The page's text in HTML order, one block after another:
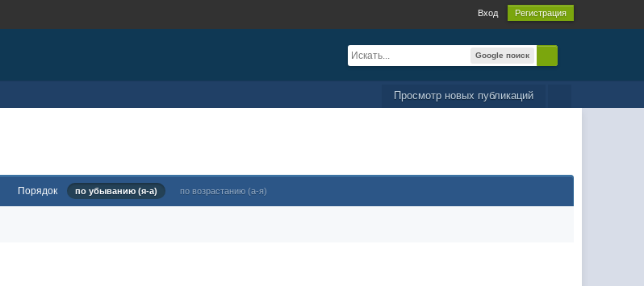
Вход Регистрация
Google поиск
Просмотр новых публикаций
Порядок по убыванию (я-а) по возрастанию (а-я)